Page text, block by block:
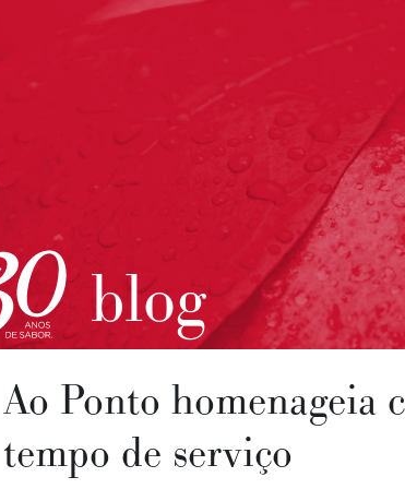
blog
Ao Ponto homenageia
tempo de serviço